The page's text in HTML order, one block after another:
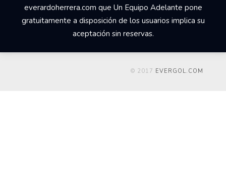
everardoherrera.com que Un Equipo Adelante pone
gratuitamente a disposición de los usuarios implica su
aceptación sin reservas.
© 2017 EVERGOL.COM